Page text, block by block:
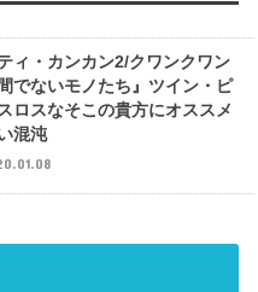
ティ・カンカン2/クワンクワン
でないモノたち』ツイン・ピ
ロスなそこの貴方にオススメ
混沌